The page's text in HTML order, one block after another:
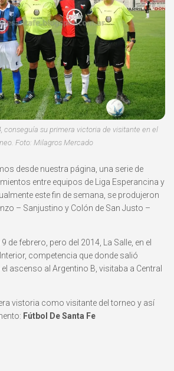
conseguía su primera victoria de visitante en el
Foto: Milagros Mercado
desde nuestra página, una serie de
entre equipos de Liga Esperancina y
este fin de semana, se produjeron
– Sanjustino y Colón de San Justo –
de febrero, pero del 2014, La Salle, en el
competencia que donde salió
ascenso al Argentino B, visitaba a Central
vistoria como visitante del torneo y así
Fútbol De Santa Fe